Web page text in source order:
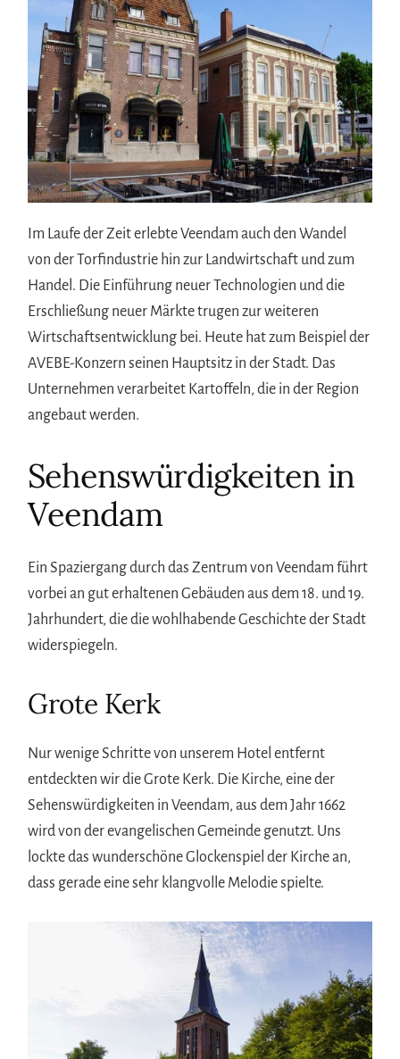
Im Laufe der Zeit erlebte Veendam auch den Wandel
von der Torfindustrie hin zur Landwirtschaft und zum
Handel. Die Einführung neuer Technologien und die
Erschließung neuer Märkte trugen zur weiteren
Wirtschaftsentwicklung bei. Heute hat zum Beispiel der
AVEBE-Konzern seinen Hauptsitz in der Stadt. Das
Unternehmen verarbeitet Kartoffeln, die in der Region
angebaut werden.
Sehenswürdigkeiten in
Veendam
Ein Spaziergang durch das Zentrum von Veendam führt
vorbei an gut erhaltenen Gebäuden aus dem 18. und 19.
Jahrhundert, die die wohlhabende Geschichte der Stadt
widerspiegeln.
Grote Kerk
Nur wenige Schritte von unserem Hotel entfernt
entdeckten wir die Grote Kerk. Die Kirche, eine der
Sehenswürdigkeiten in Veendam, aus dem Jahr 1662
wird von der evangelischen Gemeinde genutzt. Uns
lockte das wunderschöne Glockenspiel der Kirche an,
dass gerade eine sehr klangvolle Melodie spielte.